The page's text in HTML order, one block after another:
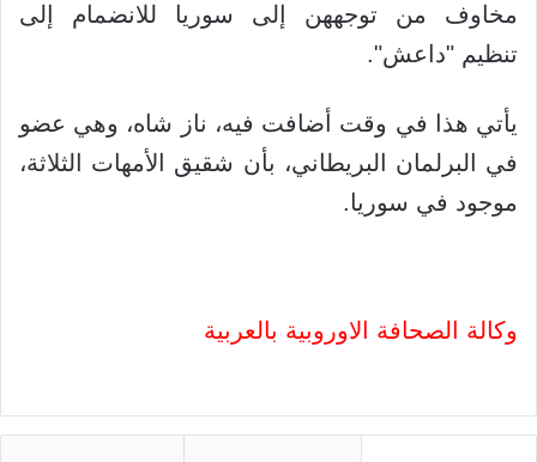
مخاوف من توجههن إلى سوريا للانضمام إلى
تنظيم "داعش".
يأتي هذا في وقت أضافت فيه، ناز شاه، وهي عضو
في البرلمان البريطاني، بأن شقيق الأمهات الثلاثة،
موجود في سوريا.
وكالة الصحافة الاوروبية بالعربية